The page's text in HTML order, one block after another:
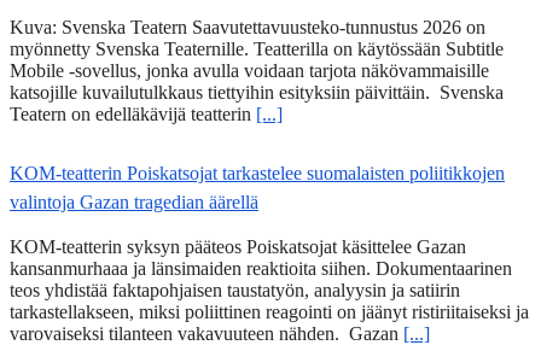
Kuva: Svenska Teatern Saavutettavuusteko-tunnustus 2026 on
myönnetty Svenska Teaternille. Teatterilla on käytössään Subtitle
Mobile -sovellus, jonka avulla voidaan tarjota näkövammaisille
katsojille kuvailutulkkaus tiettyihin esityksiin päivittäin. Svenska
Teatern on edelläkävijä teatterin [...]
KOM-teatterin Poiskatsojat tarkastelee suomalaisten poliitikkojen
valintoja Gazan tragedian äärellä
KOM-teatterin syksyn pääteos Poiskatsojat käsittelee Gazan
kansanmurhaaa ja länsimaiden reaktioita siihen. Dokumentaarinen
teos yhdistää faktapohjaisen taustatyön, analyysin ja satiirin
tarkastellakseen, miksi poliittinen reagointi on jäänyt ristiriitaiseksi ja
varovaiseksi tilanteen vakavuuteen nähden. Gazan [...]